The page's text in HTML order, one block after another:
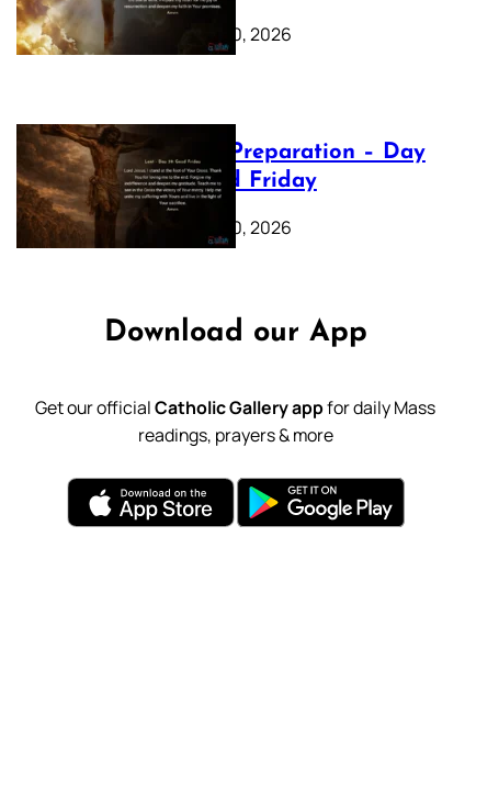
February 20, 2026
Lenten Preparation – Day
39: Good Friday
February 20, 2026
Download our App
Get our officialCatholic Gallery appfor daily Mass
readings, prayers & more